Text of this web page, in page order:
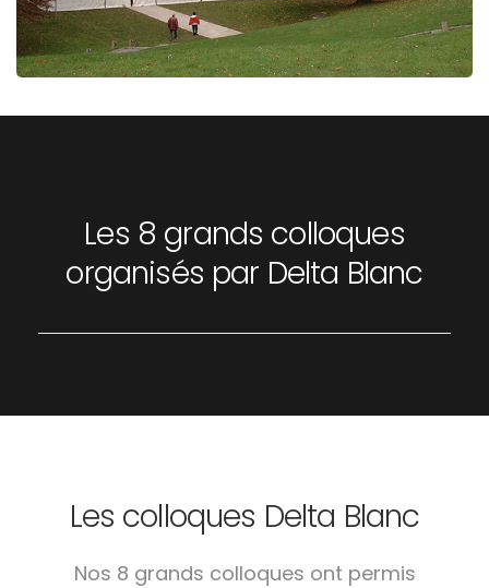
Les 8 grands colloques
organisés par Delta Blanc
Les colloques Delta Blanc
Nos 8 grands colloques ont permis